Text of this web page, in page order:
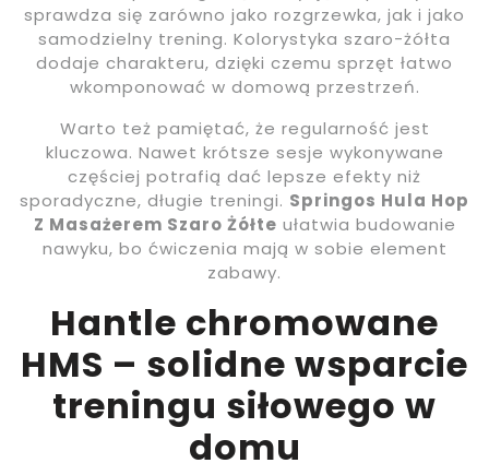
sprawdza się zarówno jako rozgrzewka, jak i jako
samodzielny trening. Kolorystyka szaro-żółta
dodaje charakteru, dzięki czemu sprzęt łatwo
wkomponować w domową przestrzeń.
Warto też pamiętać, że regularność jest
kluczowa. Nawet krótsze sesje wykonywane
częściej potrafią dać lepsze efekty niż
sporadyczne, długie treningi. Springos Hula Hop
Z Masażerem Szaro Żółte ułatwia budowanie
nawyku, bo ćwiczenia mają w sobie element
zabawy.
Hantle chromowane
HMS – solidne wsparcie
treningu siłowego w
domu